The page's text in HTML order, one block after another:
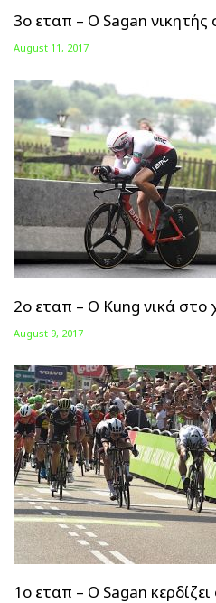
3ο εταπ – Ο Sagan
August 11, 2017
2ο εταπ – Ο Kung νικά στο
August 9, 2017
1ο εταπ – Ο Sagan